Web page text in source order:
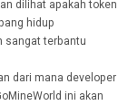
dilihat apakah token
hidup
sangat terbantu
dari mana developer
ini akan